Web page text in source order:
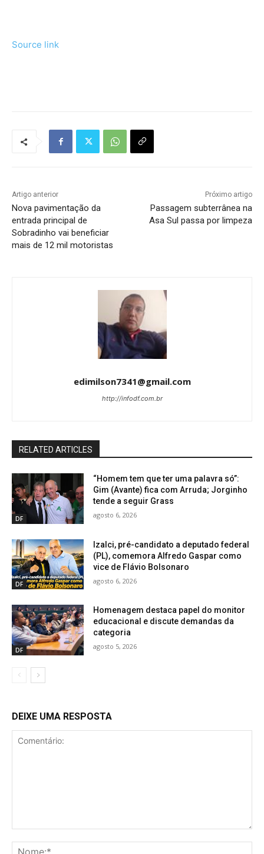
Source link
Artigo anterior
Nova pavimentação da
entrada principal de
Sobradinho vai beneficiar
mais de 12 mil motoristas
Próximo artigo
Passagem subterrânea na
Asa Sul passa por limpeza
edimilson7341@gmail.com
http://infodf.com.br
RELATED ARTICLES
DF
“Homem tem que ter uma palavra só”:
Gim (Avante) fica com Arruda; Jorginho
tende a seguir Grass
agosto 6, 2026
DF
Izalci, pré-candidato a deputado federal
(PL), comemora Alfredo Gaspar como
vice de Flávio Bolsonaro
agosto 6, 2026
DF
Homenagem destaca papel do monitor
educacional e discute demandas da
categoria
agosto 5, 2026
DEIXE UMA RESPOSTA